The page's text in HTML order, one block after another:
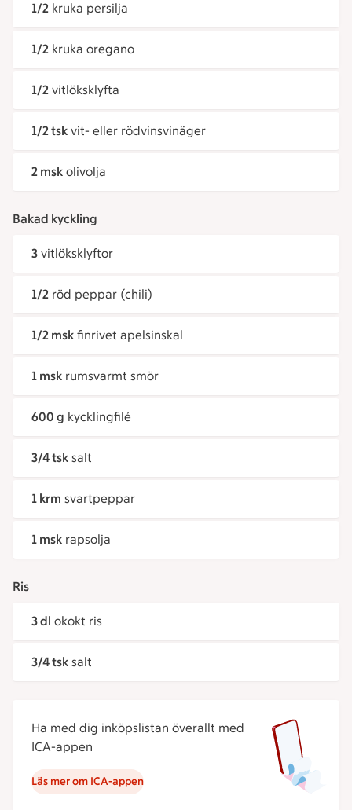
1/2 kruka persilja
1/2 kruka oregano
1/2 vitlöksklyfta
1/2 tsk vit- eller rödvinsvinäger
2 msk olivolja
Bakad kyckling
3 vitlöksklyftor
1/2 röd peppar (chili)
1/2 msk finrivet apelsinskal
1 msk rumsvarmt smör
600 g kycklingfilé
3/4 tsk salt
1 krm svartpeppar
1 msk rapsolja
Ris
3 dl okokt ris
3/4 tsk salt
Ha med dig inköpslistan överallt med
ICA-appen
Läs mer om ICA-appen